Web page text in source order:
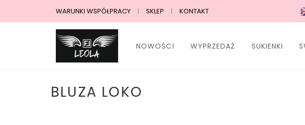
WARUNKI WSPÓŁPRACY SKLEP KONTAKT
NOWOŚCI WYPRZEDAŻ SUKIENKI
BLUZA LOKO